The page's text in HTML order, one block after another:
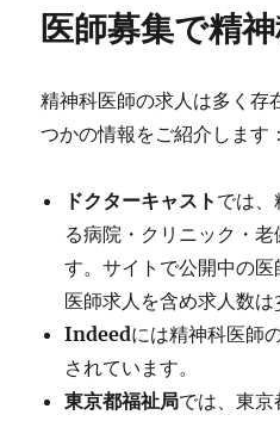
医師募集で精
精神科医師の求人は多く存
つかの情報をご紹介します：
ドクターキャスト では、
る病院・クリニック・
す。サイトで公開中の
医師求人を含め求人数は
Indeedには精神科医師
されています。
東京都福祉局では、東